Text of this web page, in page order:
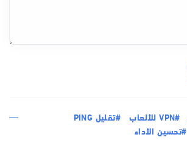
#VPN للألعاب
#تقليل PING
#تحسين الأداء